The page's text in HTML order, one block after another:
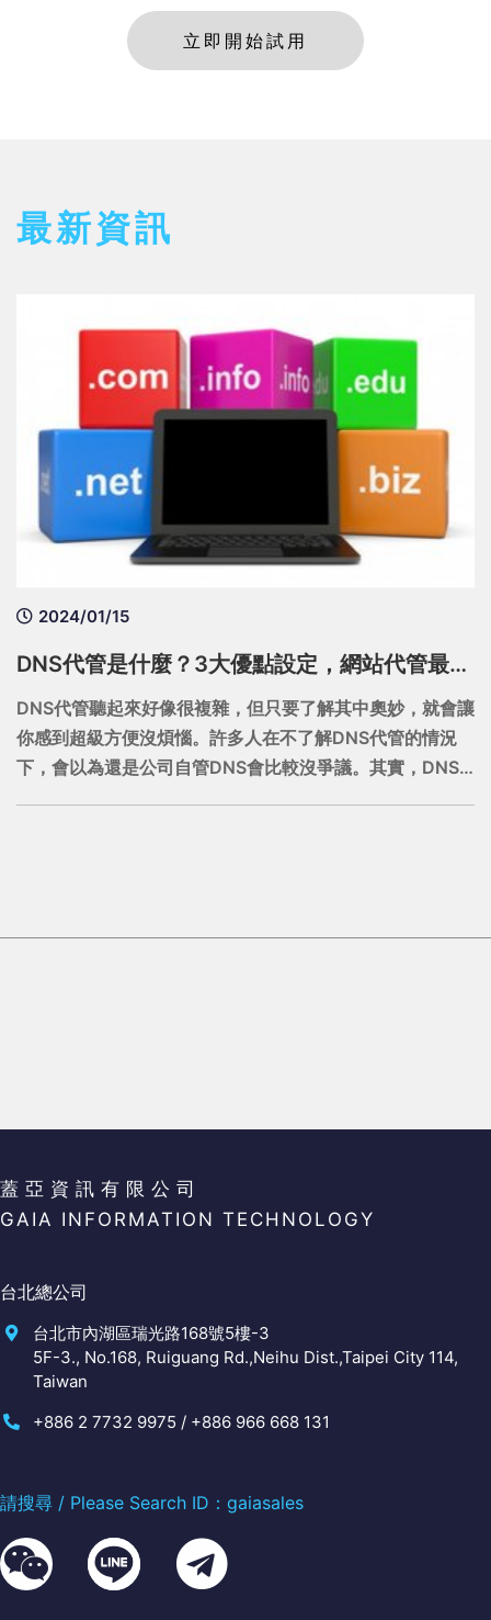
立即開始試用
最新資訊
2024/01/15
DNS代管是什麼？3大優點設定，網站代管最方便！
DNS代管聽起來好像很複雜，但只要了解其中奧妙，就會讓
你感到超級方便沒煩惱。許多人在不了解DNS代管的情況
下，會以為還是公司自管DNS會比較沒爭議。其實，DNS
蓋亞資訊有限公司
GAIA INFORMATION TECHNOLOGY
台北總公司
台北市內湖區瑞光路168號5樓-3
5F-3., No.168, Ruiguang Rd.,Neihu Dist.,Taipei City 114,
Taiwan
+886 2 7732 9975 / +886 966 668 131
請搜尋 / Please Search ID：gaiasales